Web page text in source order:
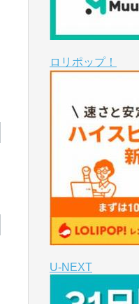
ロリポップ！
U-NEXT